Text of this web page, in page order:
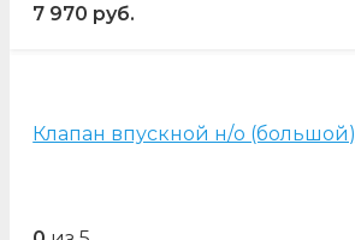
7 970 руб.
Клапан впускной н/о (большой)